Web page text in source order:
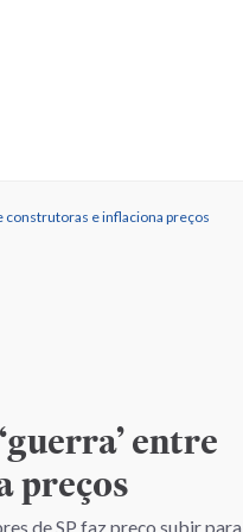
construtoras e inflaciona preços
entre
preços
de SP faz preço subir para